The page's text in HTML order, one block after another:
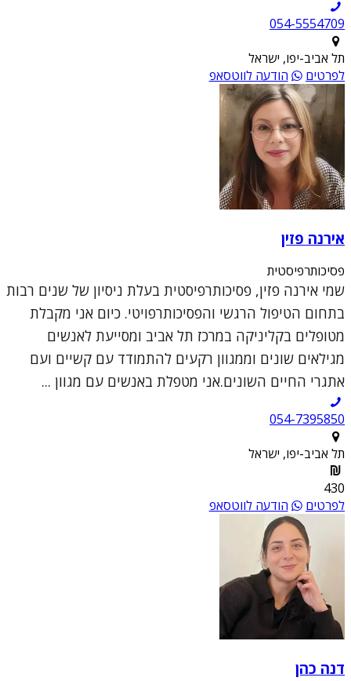
054-5554709
תל אביב-יפו, ישראל
לפרטים
הודעה לווטסאפ
אירנה פזין
פסיכותרפיסטית
שמי אירנה פזין, פסיכותרפיסטית בעלת ניסיון של שנים רבות
בתחום הטיפול הרגשי והפסיכותרפויטי. כיום אני מקבלת
מטופלים בקליניקה במרכז תל אביב ומסייעת לאנשים
מגילאים שונים וממגוון רקעים להתמודד עם קשיים ועם
אתגרי החיים השונים.אני מטפלת באנשים עם מגוון ...
054-7395850
תל אביב-יפו, ישראל
430
לפרטים
הודעה לווטסאפ
דנה כהן